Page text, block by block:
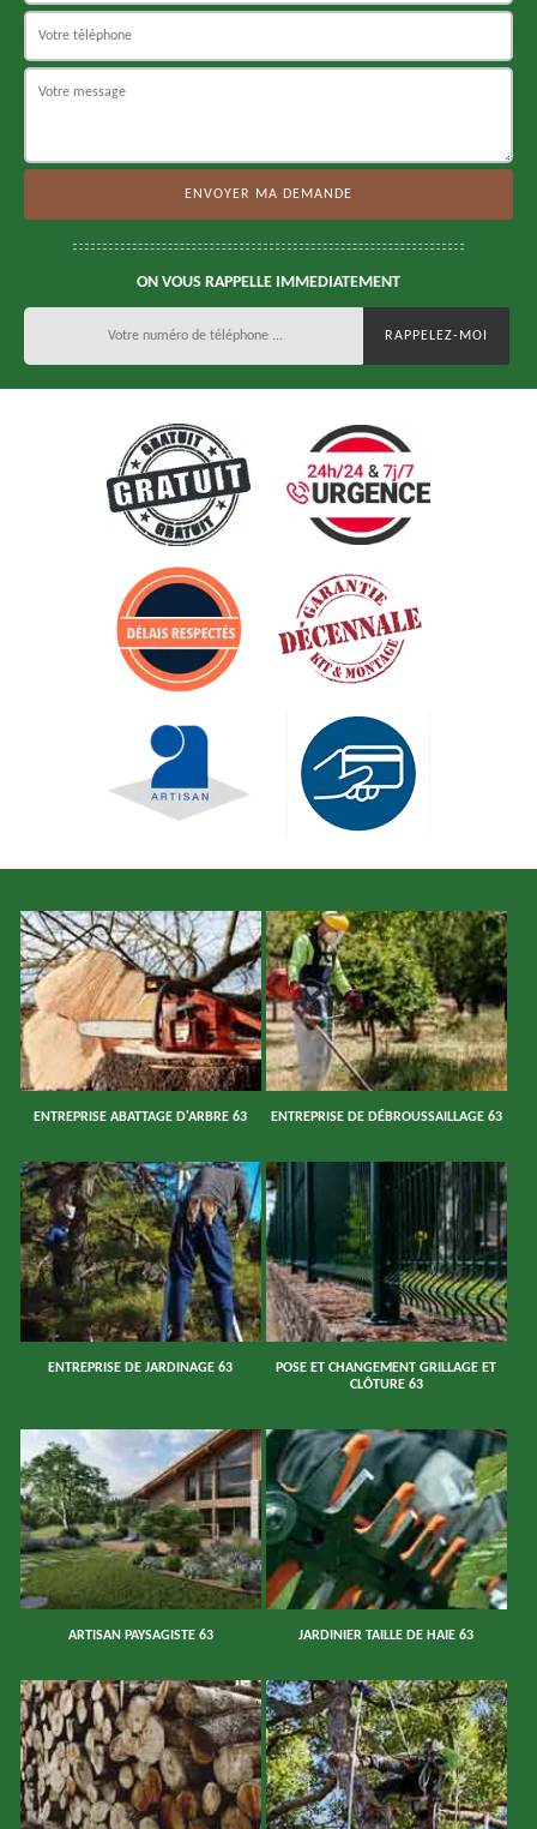
ON VOUS RAPPELLE IMMEDIATEMENT
ENTREPRISE ABATTAGE D'ARBRE 63 ENTREPRISE DE DÉBROUSSAILLAGE 63
ENTREPRISE DE JARDINAGE 63
POSE ET CHANGEMENT GRILLAGE ET
CLÔTURE 63
ARTISAN PAYSAGISTE 63 JARDINIER TAILLE DE HAIE 63